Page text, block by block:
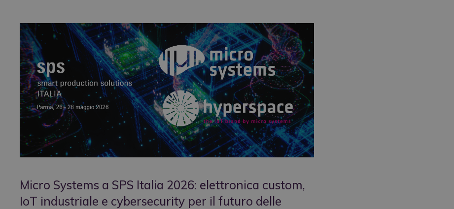
Micro Systems a SPS Italia 2026: elettronica custom,
IoT industriale e cybersecurity per il futuro delle